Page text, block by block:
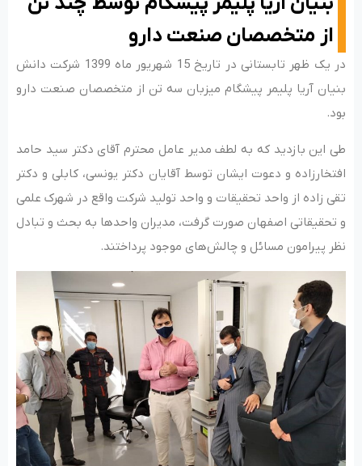
از متخصصان صنعت دارو
در یک ظهر تابستانی در تاریخ 15 شهریور ماه 1399 شرکت دانش
بنیان آریا پلیمر پیشگام میزبان سه تن از متخصصان صنعت دارو
بود.
طی این بازدید که به لطف مدیر عامل محترم آقای دکتر سید حامد
افتخارزاده و دعوت ایشان توسط آقایان دکتر یونسی، کابلی و دکتر
تقی زاده از واحد تحقیقات و واحد تولید شرکت واقع در شهرک علمی
و تحقیقاتی اصفهان صورت گرفت، مدیران واحدها به بحث و تبادل
نظر پیرامون مسائل و چالش‌های موجود پرداختند.